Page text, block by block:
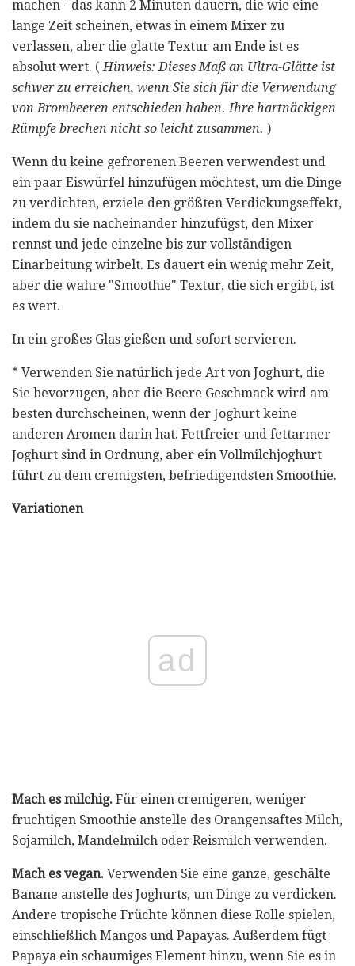
machen - das kann 2 Minuten dauern, die wie eine
lange Zeit scheinen, etwas in einem Mixer zu
verlassen, aber die glatte Textur am Ende ist es
absolut wert. ( Hinweis: Dieses Maß an Ultra-Glätte ist
schwer zu erreichen, wenn Sie sich für die Verwendung
von Brombeeren entschieden haben. Ihre hartnäckigen
Rümpfe brechen nicht so leicht zusammen. )
Wenn du keine gefrorenen Beeren verwendest und
ein paar Eiswürfel hinzufügen möchtest, um die Dinge
zu verdichten, erziele den größten Verdickungseffekt,
indem du sie nacheinander hinzufügst, den Mixer
rennst und jede einzelne bis zur vollständigen
Einarbeitung wirbelt. Es dauert ein wenig mehr Zeit,
aber die wahre "Smoothie" Textur, die sich ergibt, ist
es wert.
In ein großes Glas gießen und sofort servieren.
* Verwenden Sie natürlich jede Art von Joghurt, die
Sie bevorzugen, aber die Beere Geschmack wird am
besten durchscheinen, wenn der Joghurt keine
anderen Aromen darin hat. Fettfreier und fettarmer
Joghurt sind in Ordnung, aber ein Vollmilchjoghurt
führt zu dem cremigsten, befriedigendsten Smoothie.
Variationen
ad
Mach es milchig. Für einen cremigeren, weniger
fruchtigen Smoothie anstelle des Orangensaftes Milch,
Sojamilch, Mandelmilch oder Reismilch verwenden.
Mach es vegan. Verwenden Sie eine ganze, geschälte
Banane anstelle des Joghurts, um Dinge zu verdicken.
Andere tropische Früchte können diese Rolle spielen,
einschließlich Mangos und Papayas. Außerdem fügt
Papaya ein schaumiges Element hinzu, wenn Sie es in